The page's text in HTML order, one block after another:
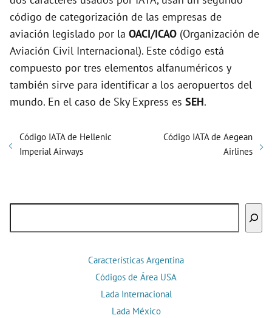
código de categorización de las empresas de
aviación legislado por la OACI/ICAO (Organización de
Aviación Civil Internacional). Este código está
compuesto por tres elementos alfanuméricos y
también sirve para identificar a los aeropuertos del
mundo. En el caso de Sky Express es SEH.
Código IATA de Hellenic
Imperial Airways
Código IATA de Aegean
Airlines
Características Argentina
Códigos de Área USA
Lada Internacional
Lada México